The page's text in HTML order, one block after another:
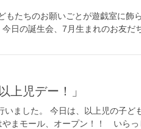
たちのお願いごとが遊戯室に飾
日の誕生会、7月生まれのお友
上児デー！」
いました。 今日は、以上児の子
やまモール、オープン！！ いら